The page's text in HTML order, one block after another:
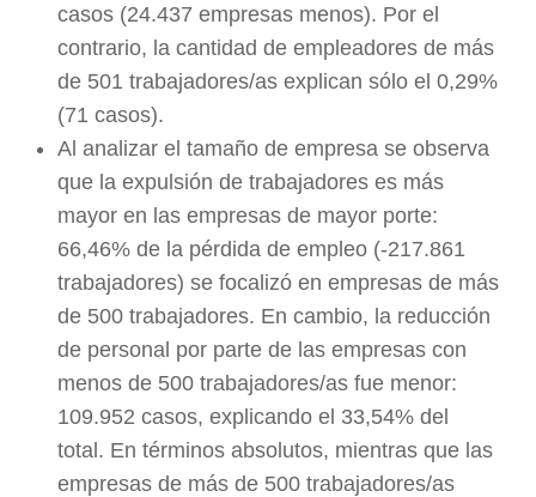
casos (24.437 empresas menos). Por el
contrario, la cantidad de empleadores de más
de 501 trabajadores/as explican sólo el 0,29%
(71 casos).
Al analizar el tamaño de empresa se observa
que la expulsión de trabajadores es más
mayor en las empresas de mayor porte:
66,46% de la pérdida de empleo (-217.861
trabajadores) se focalizó en empresas de más
de 500 trabajadores. En cambio, la reducción
de personal por parte de las empresas con
menos de 500 trabajadores/as fue menor:
109.952 casos, explicando el 33,54% del
total. En términos absolutos, mientras que las
empresas de más de 500 trabajadores/as